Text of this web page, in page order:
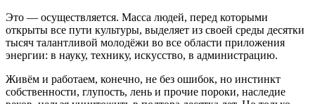
Это — осуществляется. Масса людей, перед которыми
открыты все пути культуры, выделяет из своей среды десятки
тысяч талантливой молодёжи во все области приложения
энергии: в науку, технику, искусство, в администрацию.
Живём и работаем, конечно, не без ошибок, но инстинкт
собственности, глупость, лень и прочие пороки, наследие